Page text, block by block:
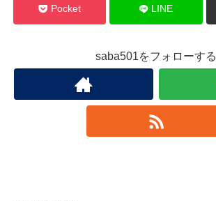
Pocket LINE
saba501をフォローする